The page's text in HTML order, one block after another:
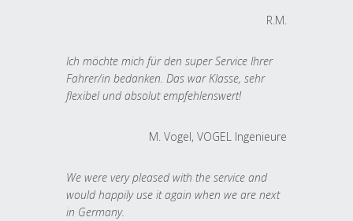
R.M.
Ich möchte mich für den super Service Ihrer
Fahrer/in bedanken. Das war Klasse, sehr
flexibel und absolut empfehlenswert!
M. Vogel, VOGEL Ingenieure
We were very pleased with the service and
would happily use it again when we are next
in Germany.